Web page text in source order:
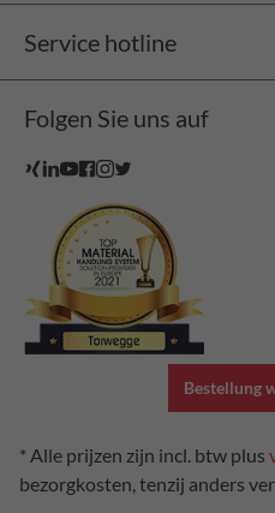
Service hotline
Folgen Sie uns auf
Bestellung
* Alle prijzen zijn incl. btw plus
bezorgkosten, tenzij anders